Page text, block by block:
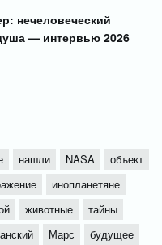
нечеловеческий
— интервью 2026
нашли NASA
объект
инопланетяне
животные
тайны
Марс будущее